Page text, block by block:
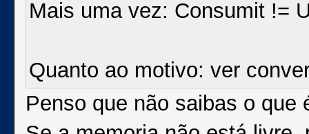
Mais uma vez: Consumit !=
Quanto ao motivo: ver
Penso que não saibas o que